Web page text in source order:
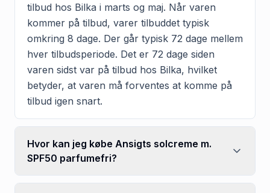
tilbud hos Bilka i marts og maj. Når varen
kommer på tilbud, varer tilbuddet typisk
omkring 8 dage. Der går typisk 72 dage mellem
hver tilbudsperiode. Det er 72 dage siden
varen sidst var på tilbud hos Bilka, hvilket
betyder, at varen må forventes at komme på
tilbud igen snart.
Hvor kan jeg købe Ansigts solcreme m.
SPF50 parfumefri?